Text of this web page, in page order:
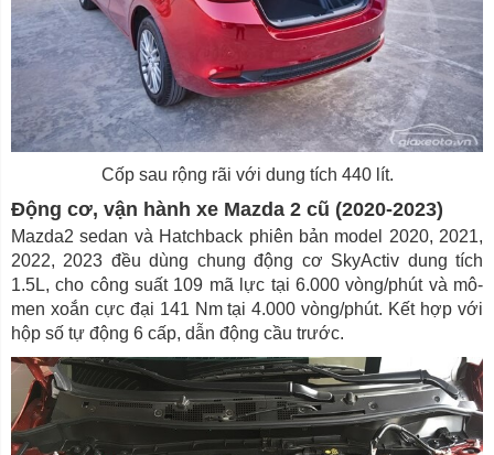
Cốp sau rộng rãi với dung tích 440 lít.
Động cơ, vận hành xe Mazda 2 cũ (2020-2023)
Mazda2 sedan và Hatchback phiên bản model 2020, 2021,
2022, 2023 đều dùng chung động cơ SkyActiv dung tích
1.5L, cho công suất 109 mã lực tại 6.000 vòng/phút và mô-
men xoắn cực đại 141 Nm tại 4.000 vòng/phút. Kết hợp với
hộp số tự động 6 cấp, dẫn động cầu trước.